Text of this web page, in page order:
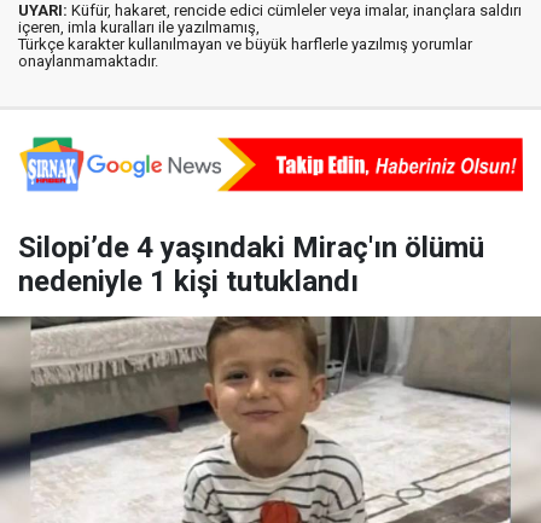
UYARI: Küfür, hakaret, rencide edici cümleler veya imalar, inançlara saldırı
içeren, imla kuralları ile yazılmamış,
Türkçe karakter kullanılmayan ve büyük harflerle yazılmış yorumlar
onaylanmamaktadır.
Silopi’de 4 yaşındaki Miraç'ın ölümü
nedeniyle 1 kişi tutuklandı